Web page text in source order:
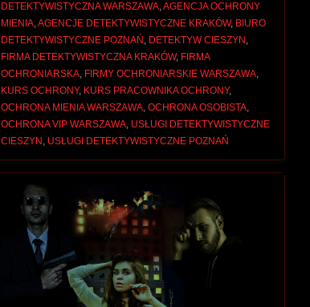
DETEKTYWISTYCZNA WARSZAWA ,AGENCJA OCHRONY
MIENIA ,AGENCJE DETEKTYWISTYCZNE KRAKÓW, BIURO
DETEKTYWISTYCZNE POZNAŃ DETEKTYW CIESZYN
FIRMA DETEKTYWISTYCZNA KRAKÓW, FIRMA
OCHRONIARSKA FIRMY OCHRONIARSKIE WARSZAWA
KURS OCHRONY, KURS PRACOWNIKA OCHRONY,
OCHRONA MIENIA WARSZAWA ,OCHRONA OSOBISTA
OCHRONA VIP WARSZAWA USŁUGI DETEKTYWISTYCZNE
CIESZYN USŁUGI DETEKTYWISTYCZNE POZNAŃ